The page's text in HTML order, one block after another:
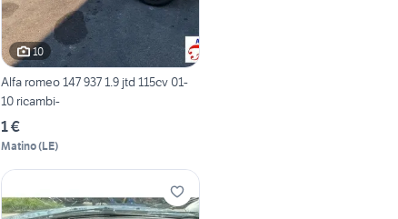
10
Alfa romeo 147 937 1.9 jtd 115cv 01-
10 ricambi-
1 €
Matino(LE)